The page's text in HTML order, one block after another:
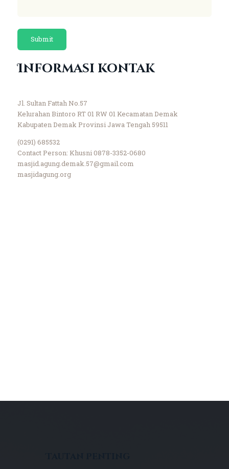
Informasi kontak
Jl. Sultan Fattah No.57
Kelurahan Bintoro RT 01 RW 01 Kecamatan Demak
Kabupaten Demak Provinsi Jawa Tengah 59511
(0291) 685532
Contact Person: Khusni 0878-3352-0680
masjid.agung.demak.57@gmail.com
masjidagung.org